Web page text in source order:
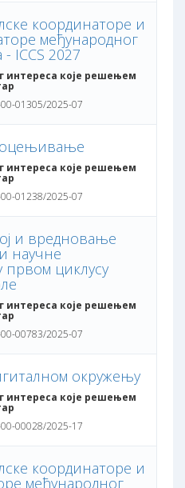
координаторе и
међународног
ICCS 2027
интереса које решењем
01305/2025-07
интереса које решењем
01238/2025-07
и вредновање
научне
првом циклусу
интереса које решењем
00783/2025-07
окружењу
интереса које решењем
00028/2025-17
координаторе и
међународног